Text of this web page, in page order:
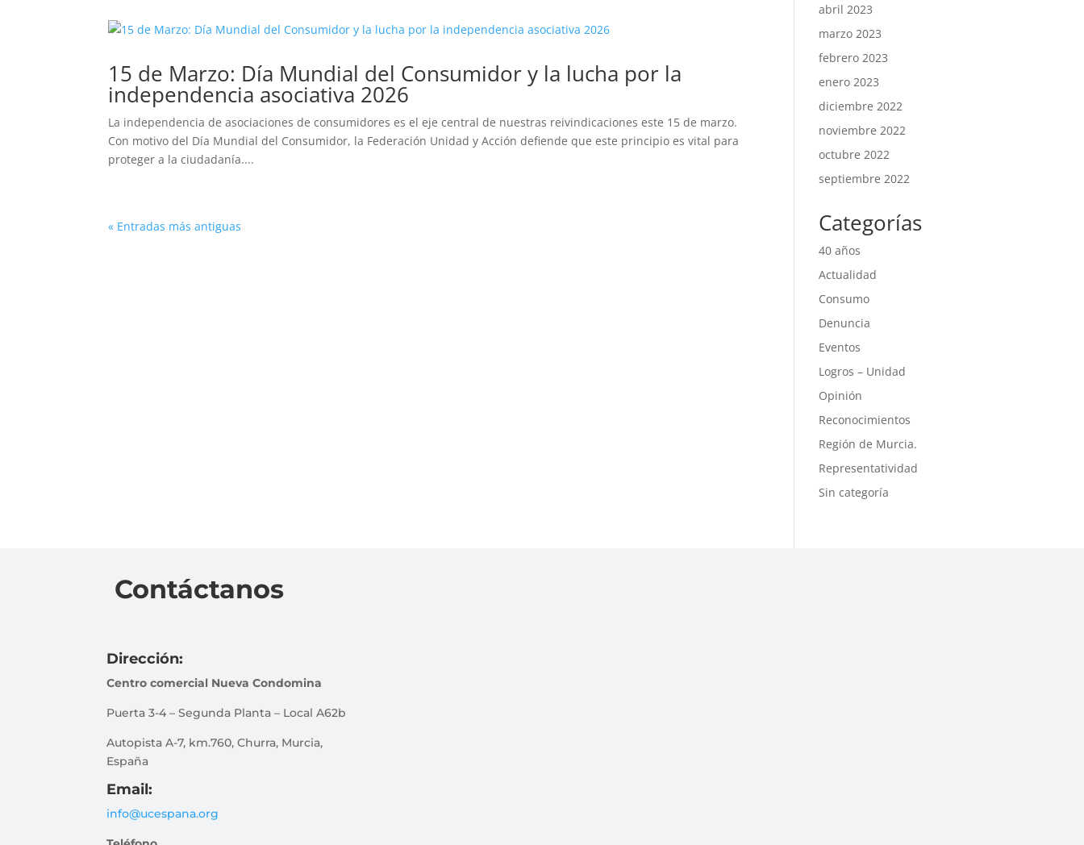
15 de Marzo: Día Mundial del Consumidor y la lucha por la
independencia asociativa 2026
La independencia de asociaciones de consumidores es el eje central de nuestras reivindicaciones este 15 de marzo.
Con motivo del Día Mundial del Consumidor, la Federación Unidad y Acción defiende que este principio es vital para
proteger a la ciudadanía....
« Entradas más antiguas
abril 2023
marzo 2023
febrero 2023
enero 2023
diciembre 2022
noviembre 2022
octubre 2022
septiembre 2022
Categorías
40 años
Actualidad
Consumo
Denuncia
Eventos
Logros – Unidad
Opinión
Reconocimientos
Región de Murcia.
Representatividad
Sin categoría
Contáctanos
Dirección:
Centro comercial Nueva Condomina
Puerta 3-4 – Segunda Planta – Local A62b
Autopista A-7, km.760, Churra, Murcia,
España
Email:
info@ucespana.org